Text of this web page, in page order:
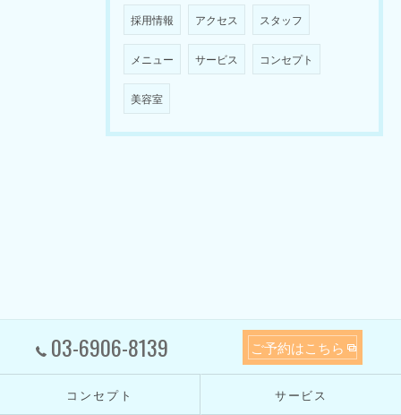
採用情報 アクセス スタッフ
メニュー サービス コンセプト
美容室
03-6906-8139 ご予約はこちら
コンセプト サービス